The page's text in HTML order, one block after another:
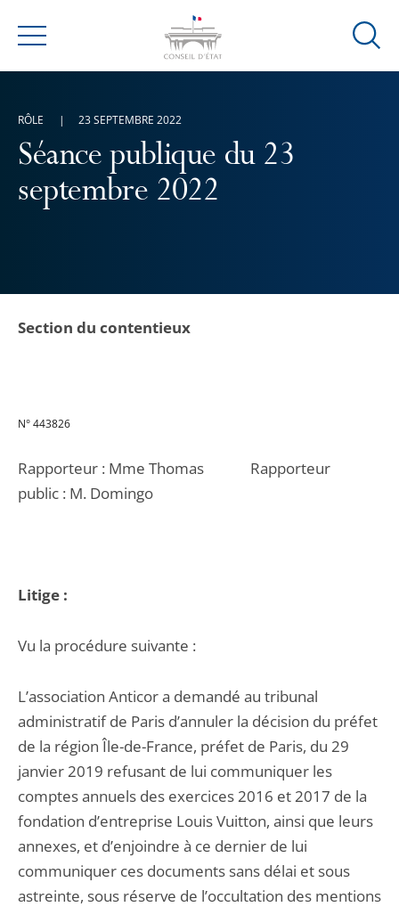
Menu
Ouvrir
Séance publique du 23
septembre 2022
RÔLE 23 SEPTEMBRE 2022
Section du contentieux
N° 443826
Rapporteur : Mme Thomas Rapporteur
public : M. Domingo
Litige :
Vu la procédure suivante :
L’association Anticor a demandé au tribunal
administratif de Paris d’annuler la décision du préfet
de la région Île-de-France, préfet de Paris, du 29
janvier 2019 refusant de lui communiquer les
comptes annuels des exercices 2016 et 2017 de la
fondation d’entreprise Louis Vuitton, ainsi que leurs
annexes, et d’enjoindre à ce dernier de lui
communiquer ces documents sans délai et sous
astreinte, sous réserve de l’occultation des mentions